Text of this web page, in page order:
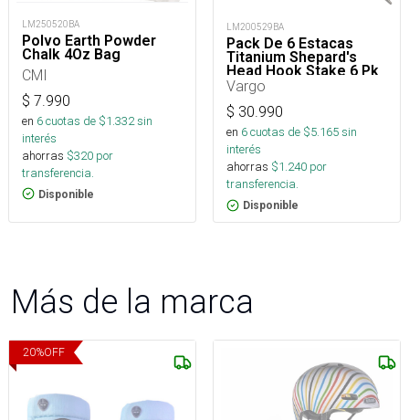
LM250520BA
Polvo Earth Powder
Chalk 4Oz Bag
CMI
$ 7.990
en 6cuotas de $1.332sin
interés
ahorras $320 por
transferencia.
Disponible
LM200529BA
Pack De 6 Estacas
Titanium Shepard's
Head Hook Stake 6 Pk
Vargo
$ 30.990
en 6cuotas de $5.165sin
interés
ahorras $1.240 por
transferencia.
Disponible
Más de la marca
20%OFF